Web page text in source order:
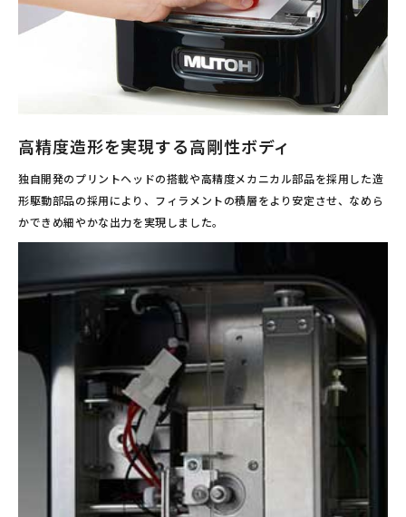
高精度造形を実現する高剛性ボディ
独自開発のプリントヘッドの搭載や高精度メカニカル部品を採用した造
形駆動部品の採用により、フィラメントの積層をより安定させ、なめら
かできめ細やかな出力を実現しました。